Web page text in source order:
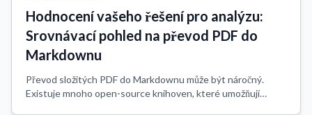
Hodnocení vašeho řešení pro analýzu:
Srovnávací pohled na převod PDF do
Markdownu
Převod složitých PDF do Markdownu může být náročný.
Existuje mnoho open-source knihoven, které umožňují